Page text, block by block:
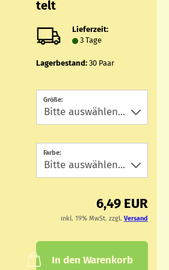
telt
Lieferzeit:
3 Tage
Lagerbestand: 30 Paar
Größe:
Farbe:
6,49 EUR
inkl. 19% MwSt. zzgl. Versand
In den Warenkorb